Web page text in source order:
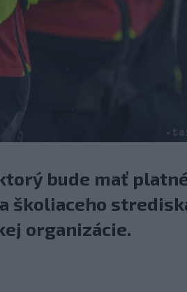
bude mať
školiaceho
organizácie.